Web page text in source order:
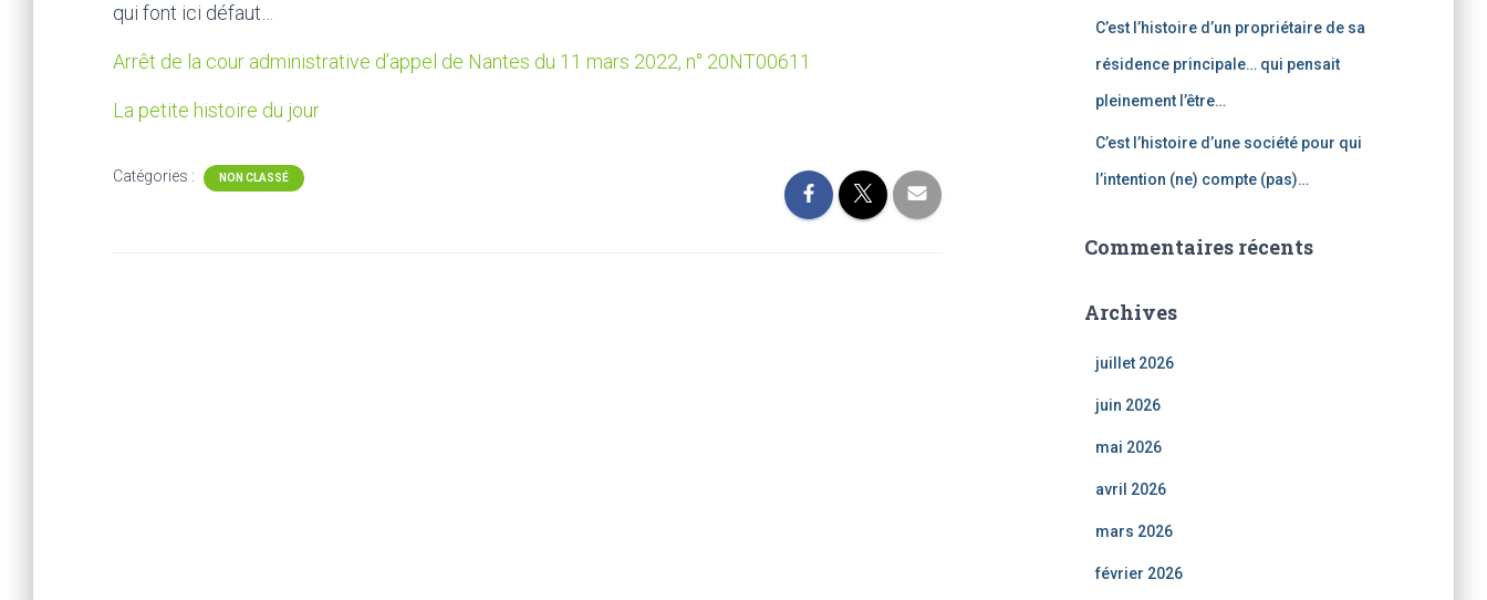
qui font ici défaut…
Arrêt de la cour administrative d’appel de Nantes du 11 mars 2022, n° 20NT00611
La petite histoire du jour
Catégories : NON CLASSÉ
C’est l’histoire d’un propriétaire de sa
résidence principale… qui pensait
pleinement l’être…
C’est l’histoire d’une société pour qui
l’intention (ne) compte (pas)…
Commentaires récents
Archives
juillet 2026
juin 2026
mai 2026
avril 2026
mars 2026
février 2026